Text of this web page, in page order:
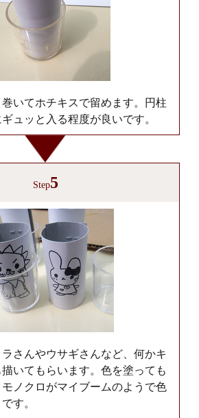
いてホチキスで留めます。円柱
ュッと入る程度が良いです。
Step5
さんやウサギさんなど、何かキ
いてもらいます。色を塗っても
ノクロがマイブームのようで色
す。